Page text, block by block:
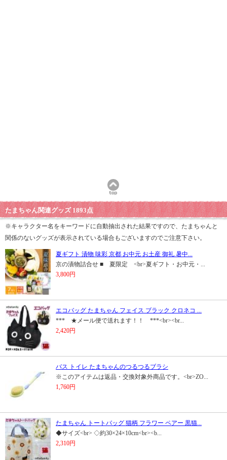
たまちゃん関連グッズ 1893点
※キャラクター名をキーワードに自動抽出された結果ですので、たまちゃんと
関係のないグッズが表示されている場合もございますのでご注意下さい。
夏ギフト 漬物 味彩 京都 お中元 お土産 御礼 暑中...
京の漬物詰合せ ■ 夏限定 <br>夏ギフト・お中元・...
3,800円
エコバッグ たまちゃん フェイス ブラック クロネコ ...
*** ★メール便で送れます！！ ***<br><br...
2,420円
バス トイレ たまちゃんのつるつるブラシ
※このアイテムは返品・交換対象外商品です。<br>ZO...
1,760円
たまちゃん トートバッグ 猫柄 フラワー ペアー 黒猫...
◆サイズ<br> ◇約30×24×10cm<br><b...
2,310円